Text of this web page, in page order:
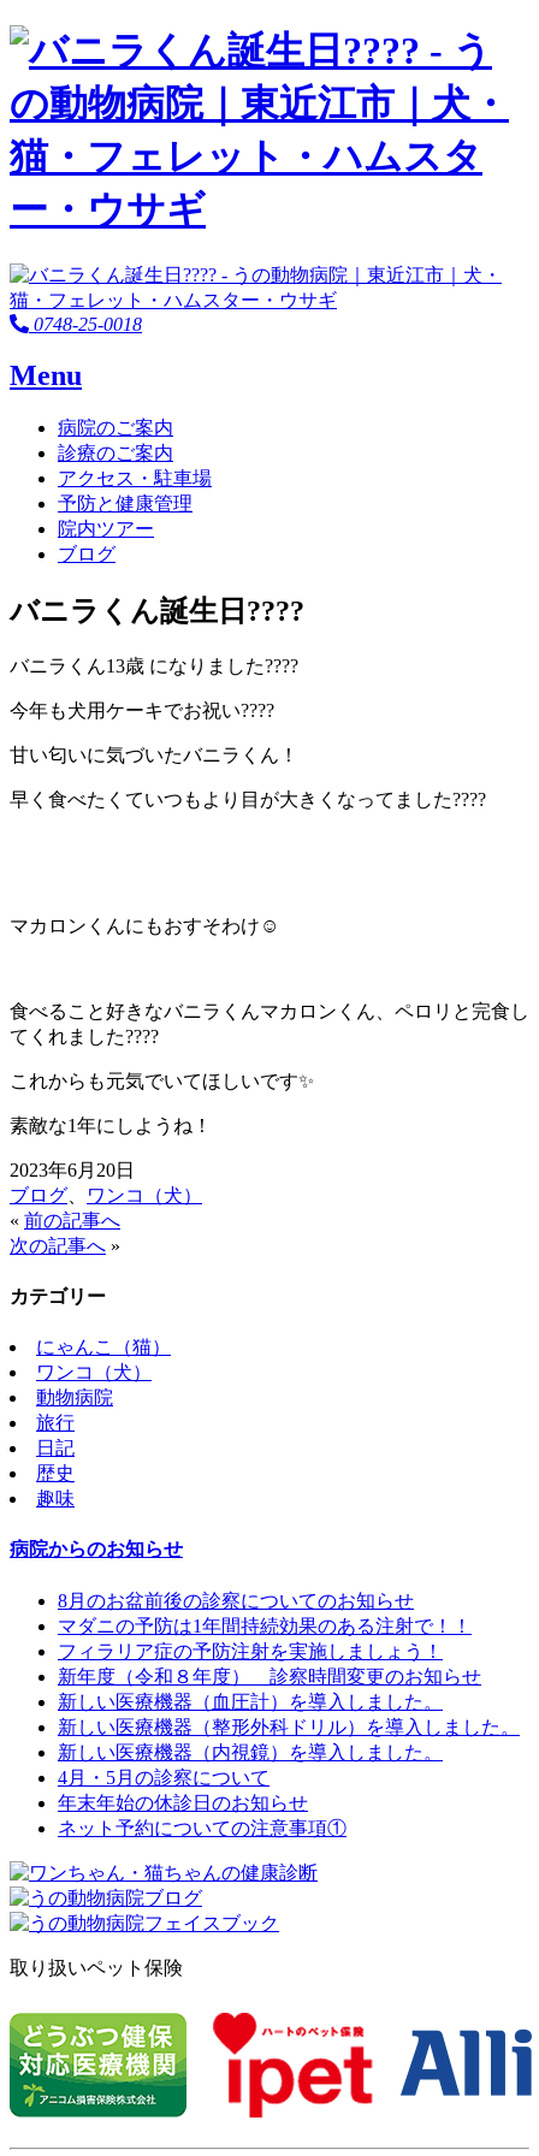
0748-25-0018
Menu
病院のご案内
診療のご案内
アクセス・駐車場
予防と健康管理
院内ツアー
ブログ
バニラくん誕生日????
バニラくん13歳 になりました????
今年も犬用ケーキでお祝い????
甘い匂いに気づいたバニラくん！
早く食べたくていつもより目が大きくなってました????
マカロンくんにもおすそわけ☺️
食べること好きなバニラくんマカロンくん、ペロリと完食し
てくれました????
これからも元気でいてほしいです✨
素敵な1年にしようね！
2023年6月20日
ブログ
ワンコ（犬）
« 前の記事へ
次の記事へ »
カテゴリー
にゃんこ（猫）
ワンコ（犬）
動物病院
旅行
日記
歴史
趣味
病院からのお知らせ
8月のお盆前後の診察についてのお知らせ
マダニの予防は1年間持続効果のある注射で！！
フィラリア症の予防注射を実施しましょう！
新年度（令和８年度） 診察時間変更のお知らせ
新しい医療機器（血圧計）を導入しました。
新しい医療機器（整形外科ドリル）を導入しました。
新しい医療機器（内視鏡）を導入しました。
4月・5月の診察について
年末年始の休診日のお知らせ
ネット予約についての注意事項①
取り扱いペット保険